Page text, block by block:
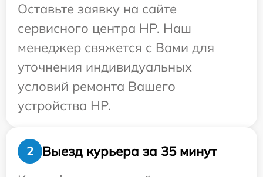
Оставьте заявку на сайте
сервисного центра HP. Наш
менеджер свяжется с Вами для
уточнения индивидуальных
условий ремонта Вашего
устройства HP.
2
Выезд курьера за 35 минут